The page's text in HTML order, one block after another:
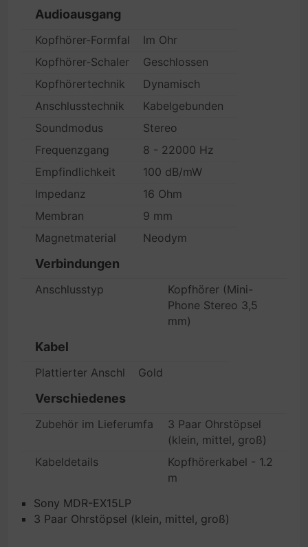
Audioausgang
Kopfhörer-FormfaktorIm Ohr
Kopfhörer-SchalentypGeschlossen
Kopfhörertechnik
Dynamisch
Anschlusstechnik
Kabelgebunden
Soundmodus
Stereo
Frequenzgang
8 - 22000 Hz
Empfindlichkeit
100 dB/mW
Impedanz
16 Ohm
Membran
9 mm
Magnetmaterial
Neodym
Verbindungen
Anschlusstyp
Kopfhörer (Mini-
Phone Stereo 3,5
mm)
Kabel
Plattierter AnschlussGold
Verschiedenes
Zubehör im Lieferumfang
3 Paar Ohrstöpsel
(klein, mittel, groß)
Kabeldetails
Kopfhörerkabel - 1.2
m
Sony MDR-EX15LP
3 Paar Ohrstöpsel (klein, mittel, groß)